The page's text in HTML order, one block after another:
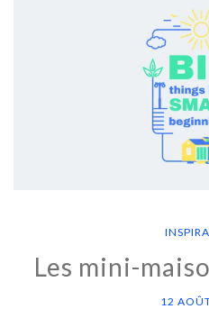
Les mini-
12